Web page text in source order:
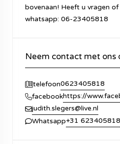
bovenaan! Heeft u vragen
whatsapp: 06-23405818
Neem contact met ons
telefoon0623405818
facebookhttps://
judith.slegers@live.nl
Whatsapp+31 623405818